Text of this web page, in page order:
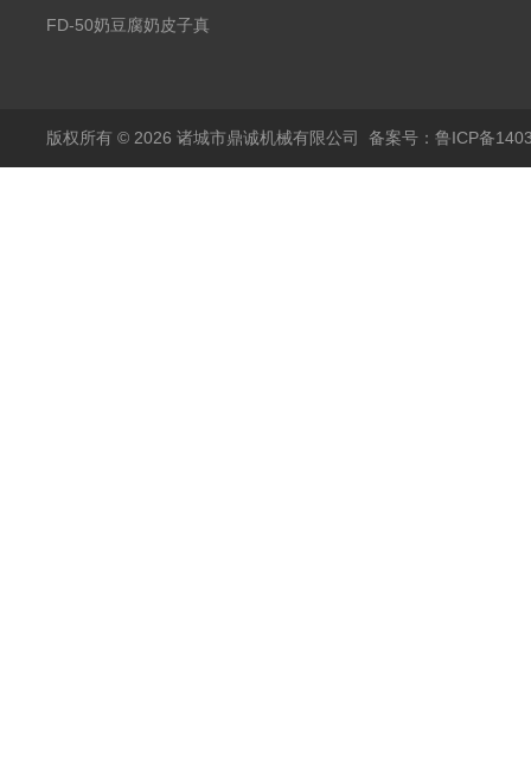
空冻干机
FD-50奶豆腐奶皮子真
版权所有 © 2026 诸城市鼎诚机械有限公司 备案号：鲁ICP备